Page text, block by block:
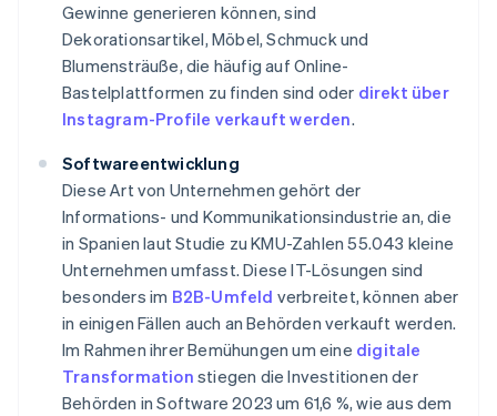
Gewinne generieren können, sind
Dekorationsartikel, Möbel, Schmuck und
Blumensträuße, die häufig auf Online-
Bastelplattformen zu finden sind oder direkt über
Instagram-Profile verkauft werden.
Softwareentwicklung
Diese Art von Unternehmen gehört der
Informations- und Kommunikationsindustrie an, die
in Spanien laut Studie zu KMU-Zahlen 55.043 kleine
Unternehmen umfasst. Diese IT-Lösungen sind
besonders im B2B-Umfeld verbreitet, können aber
in einigen Fällen auch an Behörden verkauft werden.
Im Rahmen ihrer Bemühungen um eine digitale
Transformation stiegen die Investitionen der
Behörden in Software 2023 um 61,6 %, wie aus dem